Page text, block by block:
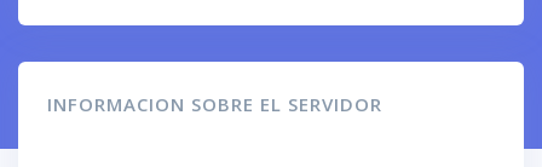
INFORMACION SOBRE EL SERVIDOR